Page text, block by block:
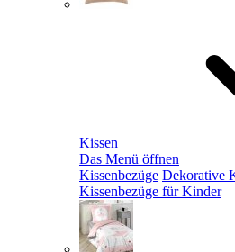
Kissen
Das Menü öffnen
Kissenbezüge Dekorative
Kissenbezüge für Kinder